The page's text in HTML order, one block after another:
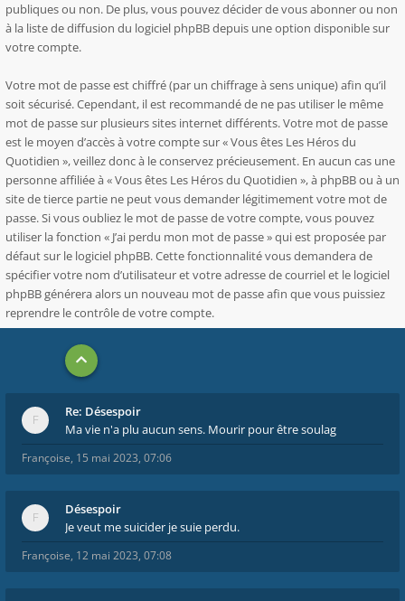
publiques ou non. De plus, vous pouvez décider de vous abonner ou non
à la liste de diffusion du logiciel phpBB depuis une option disponible sur
votre compte.
Votre mot de passe est chiffré (par un chiffrage à sens unique) afin qu’il
soit sécurisé. Cependant, il est recommandé de ne pas utiliser le même
mot de passe sur plusieurs sites internet différents. Votre mot de passe
est le moyen d’accès à votre compte sur « Vous êtes Les Héros du
Quotidien », veillez donc à le conservez précieusement. En aucun cas une
personne affiliée à « Vous êtes Les Héros du Quotidien », à phpBB ou à un
site de tierce partie ne peut vous demander légitimement votre mot de
passe. Si vous oubliez le mot de passe de votre compte, vous pouvez
utiliser la fonction « J’ai perdu mon mot de passe » qui est proposée par
défaut sur le logiciel phpBB. Cette fonctionnalité vous demandera de
spécifier votre nom d’utilisateur et votre adresse de courriel et le logiciel
phpBB générera alors un nouveau mot de passe afin que vous puissiez
reprendre le contrôle de votre compte.
Re: Désespoir
Ma vie n'a plu aucun sens. Mourir pour être soulag
Françoise, 15 mai 2023, 07:06
Désespoir
Je veut me suicider je suie perdu.
Françoise, 12 mai 2023, 07:08